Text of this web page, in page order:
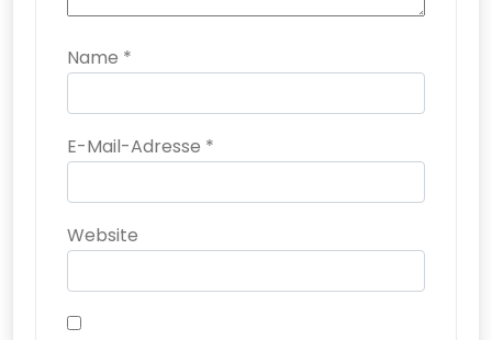
Name *
E-Mail-Adresse *
Website